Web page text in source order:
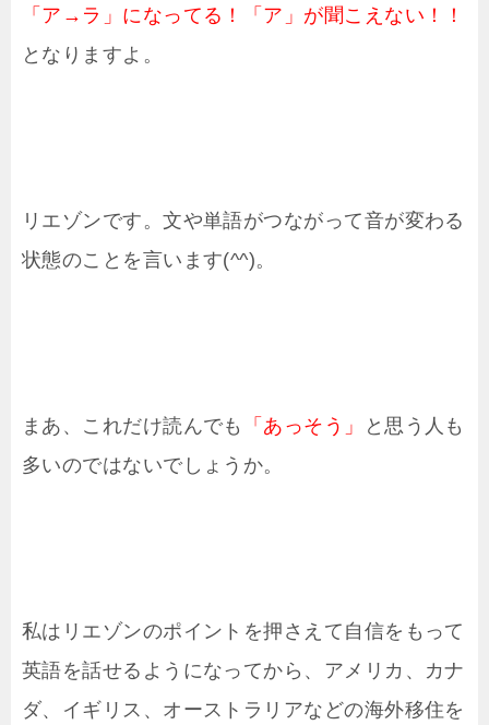
「ア→ラ」になってる！「ア」が聞こえない！！
となりますよ。
リエゾンです。文や単語がつながって音が変わる
状態のことを言います(^^)。
まあ、これだけ読んでも 「あっそう」
と思う人も
多いのではないでしょうか。
私はリエゾンのポイントを押さえて自信をもって
英語を話せるようになってから、アメリカ、カナ
ダ、イギリス、オーストラリアなどの海外移住を